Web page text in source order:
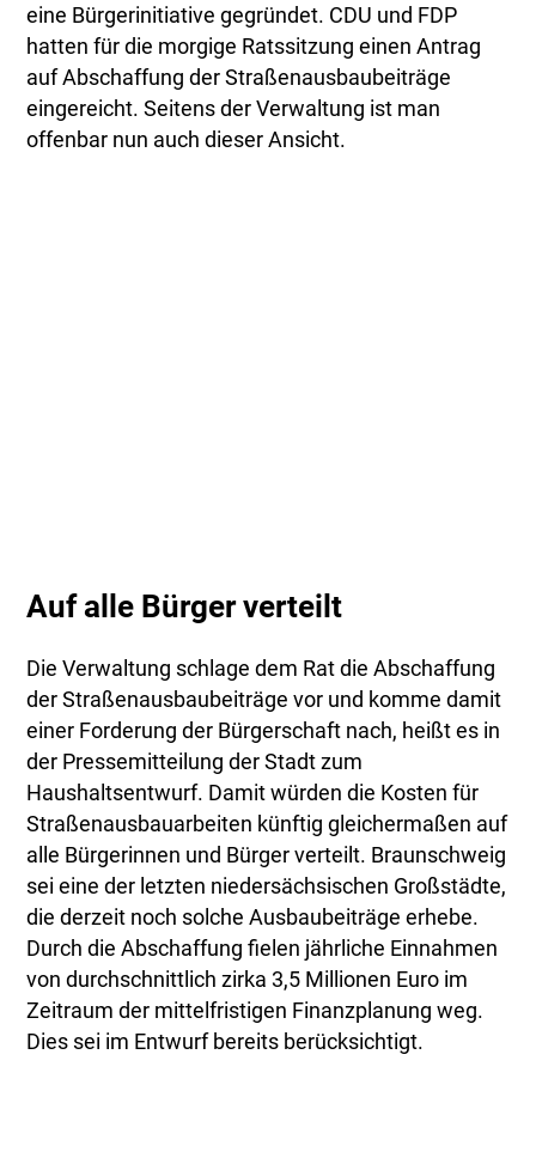
eine Bürgerinitiative gegründet. CDU und FDP
hatten für die morgige Ratssitzung einen Antrag
auf Abschaffung der Straßenausbaubeiträge
eingereicht. Seitens der Verwaltung ist man
offenbar nun auch dieser Ansicht.
Auf alle Bürger verteilt
Die Verwaltung schlage dem Rat die Abschaffung
der Straßenausbaubeiträge vor und komme damit
einer Forderung der Bürgerschaft nach, heißt es in
der Pressemitteilung der Stadt zum
Haushaltsentwurf. Damit würden die Kosten für
Straßenausbauarbeiten künftig gleichermaßen auf
alle Bürgerinnen und Bürger verteilt. Braunschweig
sei eine der letzten niedersächsischen Großstädte,
die derzeit noch solche Ausbaubeiträge erhebe.
Durch die Abschaffung fielen jährliche Einnahmen
von durchschnittlich zirka 3,5 Millionen Euro im
Zeitraum der mittelfristigen Finanzplanung weg.
Dies sei im Entwurf bereits berücksichtigt.